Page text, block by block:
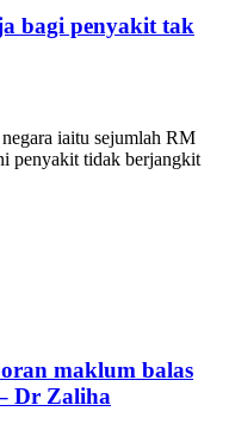
bagi penyakit tak
iaitu sejumlah RM
penyakit tidak berjangkit
maklum balas
Dr Zaliha